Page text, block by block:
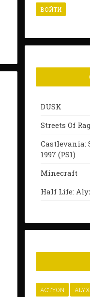
DUSK
Streets Of
Castlevania:
1997 (PS1)
Minecraft
Half Life:
ACTYON ALYX